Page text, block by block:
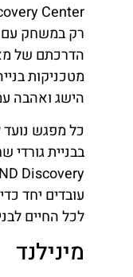
רק במשחק עם
הדרכתם של
מטכניקות
הישג ואהבה
כל מפגש נועד
בבניית גורדי
עובדים יחד
לכל החיים
מינילנד